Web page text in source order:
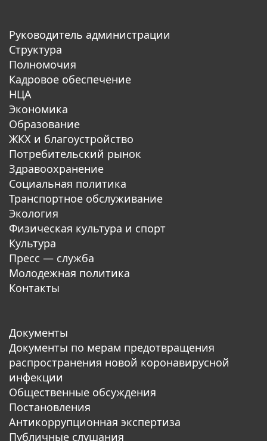
Руководитель администрации
Структура
Полномочия
Кадровое обеспечение
НЦА
Экономика
Образование
ЖКХ и благоустройство
Потребительский рынок
Здравоохранение
Социальная политика
Транспортное обслуживание
Экология
Физическая культура и спорт
Культура
Пресс — служба
Молодежная политика
Контакты
Документы
Документы по мерам предотвращения
распространения новой коронавирусной
инфекции
Общественные обсуждения
Постановления
Антикоррупционная экспертиза
Публичные слушания